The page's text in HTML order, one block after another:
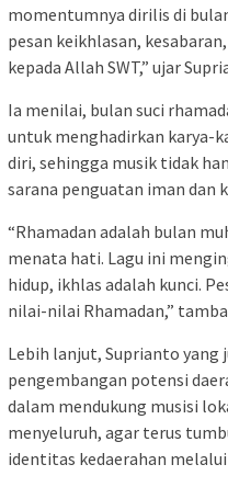
momentumnya dirilis di
pesan keikhlasan,
kepada Allah SWT,” ujar
Ia menilai, bulan suci
untuk menghadirkan karya-
diri, sehingga musik tidak
sarana penguatan iman dan
“Rhamadan adalah bulan
menata hati. Lagu ini
hidup, ikhlas adalah kunci.
nilai-nilai Rhamadan,”
Lebih lanjut, Suprianto
pengembangan potensi
dalam mendukung musisi
menyeluruh, agar terus
identitas kedaerahan melalui